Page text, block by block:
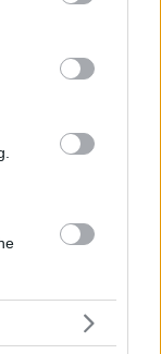
party tags to
below Google
την Ελλάδα
στο